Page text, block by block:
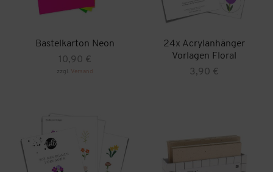
Bastelkarton Neon
10,90 €
zzgl. Versand
24x Acrylanhänger
Vorlagen Floral
3,90 €